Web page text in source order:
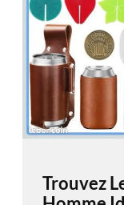
Trouvez